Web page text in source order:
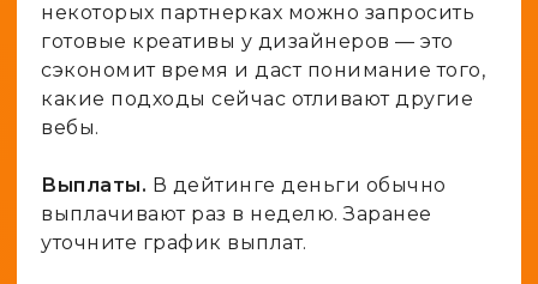
некоторых партнерках можно запросить
готовые креативы у дизайнеров — это
сэкономит время и даст понимание того,
какие подходы сейчас отливают другие
вебы.
Выплаты. В дейтинге деньги обычно
выплачивают раз в неделю. Заранее
уточните график выплат.